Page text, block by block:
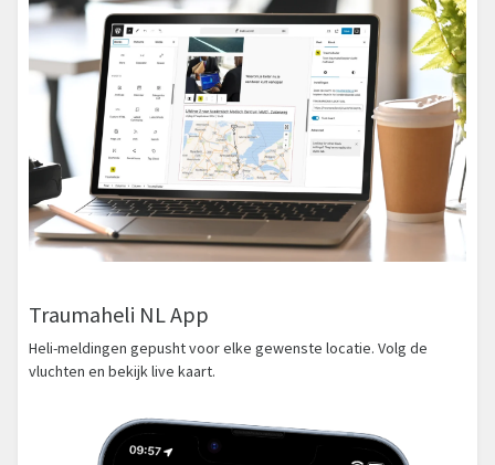
Traumaheli NL App
Heli-meldingen gepusht voor elke gewenste locatie. Volg de
vluchten en bekijk live kaart.